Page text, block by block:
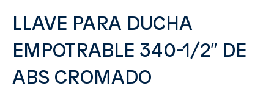
LLAVE PARA DUCHA
EMPOTRABLE 340-1/2″ DE
ABS CROMADO